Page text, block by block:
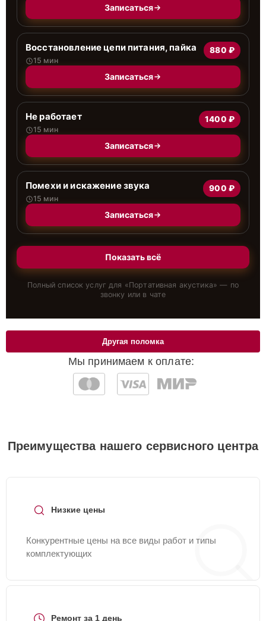
Записаться
Восстановление цепи питания, пайка
15 мин
880 ₽
Записаться
Не работает
15 мин
1400 ₽
Записаться
Помехи и искажение звука
15 мин
900 ₽
Записаться
Показать всё
Полный список услуг для «Портативная акустика» — по
звонку или в чате
Мы принимаем к оплате:
Другая поломка
Преимущества нашего сервисного центра
Низкие цены
Конкурентные цены на все виды работ и типы
комплектующих
Ремонт за 1 день